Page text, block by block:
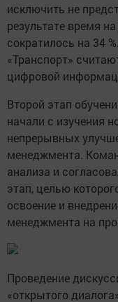
исключить не
результате время
сократилось на 34
«Транспорт»
цифровой
Второй этап
начали с изучения
непрерывных
менеджмента.
анализа и
этап, целью
освоение и
менеджмента на
Проведение
«открытого